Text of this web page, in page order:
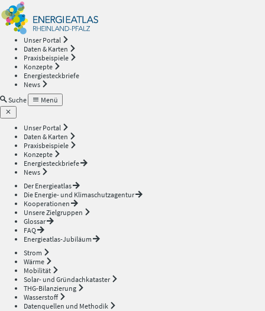
Unser Portal
Daten & Karten
Praxisbeispiele
Konzepte
Energiesteckbriefe
News
Suche
Menü
Unser Portal
Daten & Karten
Praxisbeispiele
Konzepte
Energiesteckbriefe
News
Der Energieatlas
Die Energie- und Klimaschutzagentur
Kooperationen
Unsere Zielgruppen
Glossar
FAQ
Energieatlas-Jubiläum
Strom
Wärme
Mobilität
Solar- und Gründachkataster
THG-Bilanzierung
Wasserstoff
Datenquellen und Methodik